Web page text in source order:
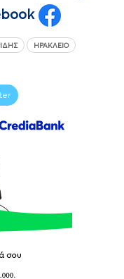
ΗΡΆΚΛΕΙΟ